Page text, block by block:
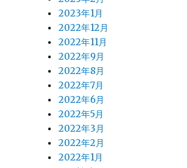
2023年1月
2022年12月
2022年11月
2022年9月
2022年8月
2022年7月
2022年6月
2022年5月
2022年3月
2022年2月
2022年1月